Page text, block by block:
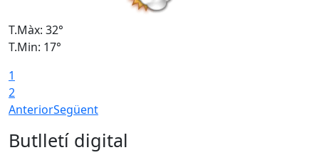
T.Màx: 32°
T.Min: 17°
1
2
AnteriorSegüent
Butlletí digital